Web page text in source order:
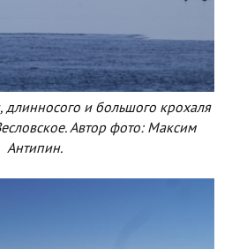
длинносого и большого крохаля
Автор фото: Максим
Антипин.